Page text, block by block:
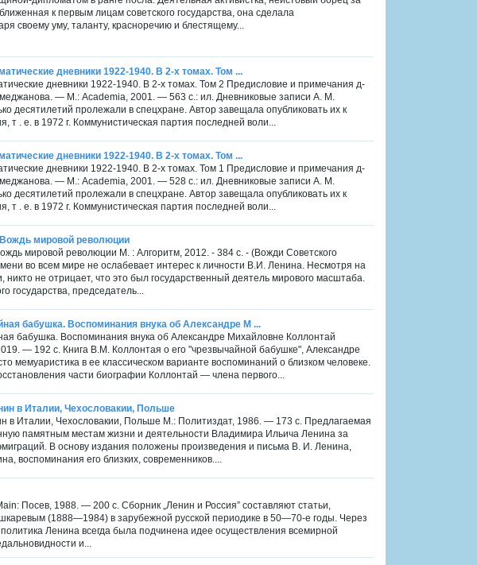
к первым лицам советского государства, она сделала
своему уму, таланту, красноречию и блестящему...
дневники 1922-1940. В 2-х томах. Том ...
дневники 1922-1940. В 2-х томах. Том 2 Предисловие и примечания д-
— М.: Academia, 2001. — 563 с.: ил. Дневниковые записи А. М.
десятилетий пролежали в спецхране. Автор завещала опубликовать их к
т . е. в 1972 г. Коммунистическая партия последней воли...
дневники 1922-1940. В 2-х томах. Том ...
дневники 1922-1940. В 2-х томах. Том 1 Предисловие и примечания д-
— М.: Academia, 2001. — 528 с.: ил. Дневниковые записи А. М.
десятилетий пролежали в спецхране. Автор завещала опубликовать их к
т . е. в 1972 г. Коммунистическая партия последней воли...
мировой революции
мировой революции М. : Алгоритм, 2012. - 384 с. - (Вожди Советского
во всем мире не ослабевает интерес к личности В.И. Ленина. Несмотря на
никто не отрицает, что это был государственный деятель мирового масштаба.
государства, председатель...
бабушка. Воспоминания внука об Александре М ...
бабушка. Воспоминания внука об Александре Михайловне Коллонтай
— 192 с. Книга В.М. Коллонтая о его "чрезвычайной бабушке", Александре
мемуаристика в ее классическом варианте воспоминаний о близком человеке.
части биографии Коллонтай — члена первого...
в Италии, Чехословакии, Польше
в Италии, Чехословакии, Польше М.: Политиздат, 1986. — 173 с. Предлагаемая
памятным местам жизни и деятельности Владимира Ильича Ленина за
В основу издания положены произведения и письма В. И. Ленина,
воспоминания его близких, современников....
Посев, 1988. — 200 с. Сборник „Ленин и Россия” составляют статьи,
(1888—1984) в зарубежной русской периодике в 50—70-е годы. Через
Ленина всегда была подчинена идее осуществления всемирной
и...